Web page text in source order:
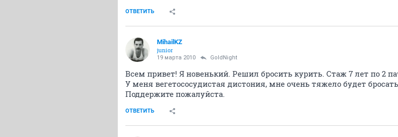
ОТВЕТИТЬ
MihailKZ
junior
19 марта 2010 GoldNight
Всем привет! Я новенький. Решил бросить курить. Стаж 7 лет по 2
У меня вегетососудистая дистония, мне очень тяжело будет
Поддержите пожалуйста.
ОТВЕТИТЬ